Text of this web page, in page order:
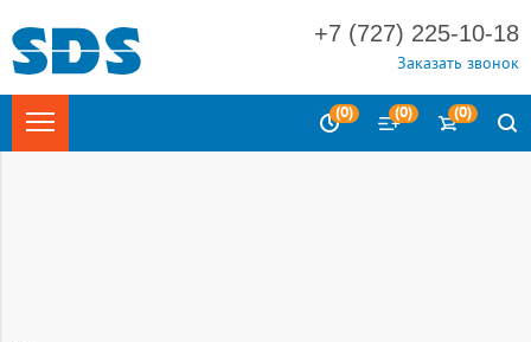
+7 (727) 225-10-18
Заказать звонок
(0) (0) (0)